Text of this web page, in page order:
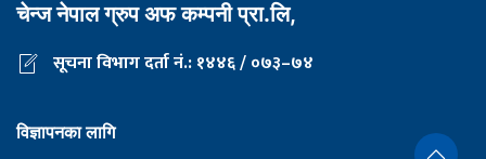
चेन्ज नेपाल ग्रुप अफ कम्पनी प्रा.लि,
सूचना विभाग दर्ता नं.: १४४६ / ०७३–७४
विज्ञापनका लागि